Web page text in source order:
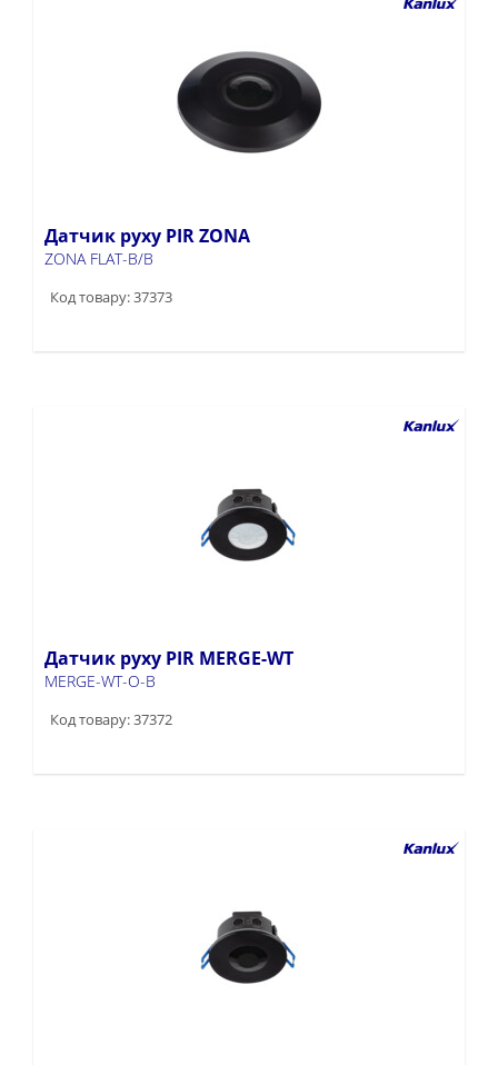
Датчик руху PIR ZONA
ZONA FLAT-B/B
Код товару: 37373
Датчик руху PIR MERGE-WT
MERGE-WT-O-B
Код товару: 37372